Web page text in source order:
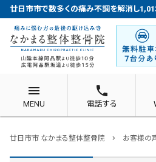
menu
MENU
phone
電話する
廿日市市 なかまる整体整骨院 chevron_right お客様の